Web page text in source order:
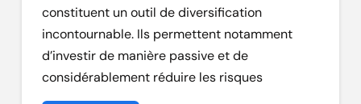
constituent un outil de diversification
incontournable. Ils permettent notamment
d’investir de manière passive et de
considérablement réduire les risques